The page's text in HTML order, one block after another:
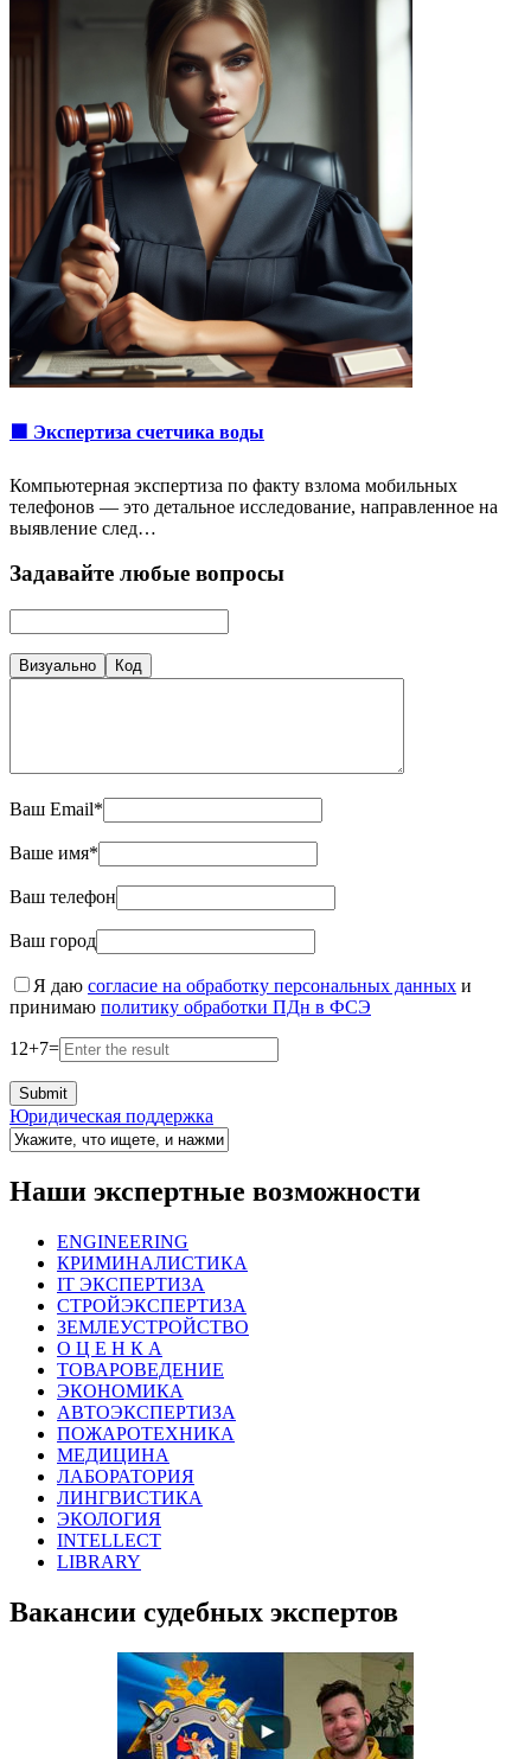
🟩 Экспертиза счетчика воды
Компьютерная экспертиза по факту взлома мобильных
телефонов — это детальное исследование, направленное на
выявление след…
Задавайте любые вопросы
Визуально Код
Ваш Email*
Ваше имя*
Ваш телефон
Ваш город
Я даю согласие на обработку персональных данных и
принимаю политику обработки ПДн в ФСЭ
12+7=
Юридическая поддержка
Наши экспертные возможности
ENGINEERING
КРИМИНАЛИСТИКА
IT ЭКСПЕРТИЗА
СТРОЙЭКСПЕРТИЗА
ЗЕМЛЕУСТРОЙСТВО
О Ц Е Н К А
ТОВАРОВЕДЕНИЕ
ЭКОНОМИКА
АВТОЭКСПЕРТИЗА
ПОЖАРОТЕХНИКА
МЕДИЦИНА
ЛАБОРАТОРИЯ
ЛИНГВИСТИКА
ЭКОЛОГИЯ
INTELLECT
LIBRARY
Вакансии судебных экспертов